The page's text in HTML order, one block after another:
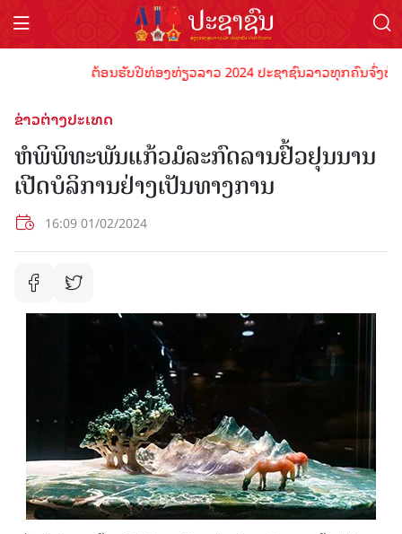
ຕ້ອນຮັບປີທ່ອງທ່ຽວລາວ 2024 ປະຊາຊົນລາວທຸກຄົນຈົ່ງພ້
ຂ່າວຕ່າງປະເທດ
ຫໍພິພິທະພັນແກ້ວມໍລະກົດລານຢົ້ວຢຸນນານ
ເປີດບໍລິການຢ່າງເປັນທາງການ
16:09 01/02/2024